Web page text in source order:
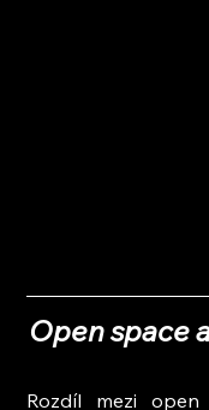
Open space
Rozdíl mezi